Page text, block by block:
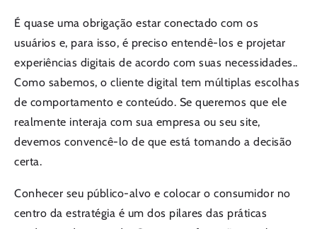
É quase uma obrigação estar conectado com os
usuários e, para isso, é preciso entendê-los e projetar
experiências digitais de acordo com suas necessidades..
Como sabemos, o cliente digital tem múltiplas escolhas
de comportamento e conteúdo. Se queremos que ele
realmente interaja com sua empresa ou seu site,
devemos convencê-lo de que está tomando a decisão
certa.
Conhecer seu público-alvo e colocar o consumidor no
centro da estratégia é um dos pilares das práticas